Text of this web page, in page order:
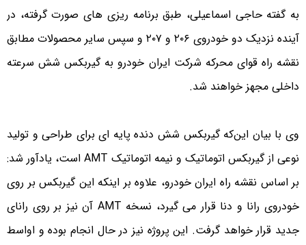
به گفته حاجی اسماعیلی، طبق برنامه ریزی های صورت گرفته، در
آینده نزدیک دو خودروی ۲۰۶ و ۲۰۷ و سپس سایر محصولات مطابق
نقشه راه قوای محرکه شرکت ایران خودرو به گیربکس شش سرعته
داخلی مجهز خواهند شد.
وی با بیان این‌که گیربکس شش دنده پایه ای برای طراحی و تولید
نوعی از گیربکس اتوماتیک و نیمه اتوماتیک AMT است، یادآور شد:
بر اساس نقشه راه ایران خودرو، علاوه بر اینکه این گیربکس بر روی
خودروی رانا و دنا قرار می گیرد، نسخه AMT آن نیز بر روی رانای
جدید قرار خواهد گرفت. این پروژه نیز در حال انجام بوده و اواسط